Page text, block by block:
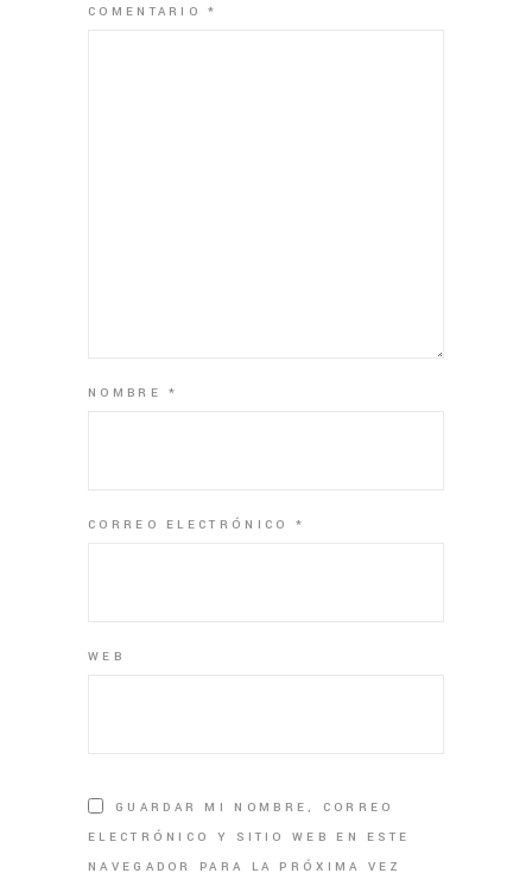
COMENTARIO*
NOMBRE*
CORREO ELECTRÓNICO *
WEB
GUARDAR MI NOMBRE, CORREO
ELECTRÓNICO Y SITIO WEB EN ESTE
NAVEGADOR PARA LA PRÓXIMA VEZ